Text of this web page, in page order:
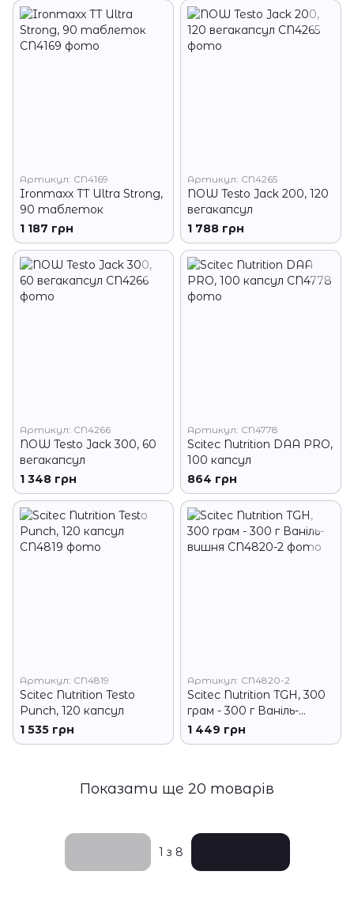
Артикул: CN4169
Ironmaxx TT Ultra Strong,
90 таблеток
1 187 грн
Артикул: CN4265
NOW Testo Jack 200, 120
вегакапсул
1 788 грн
Артикул: CN4266
NOW Testo Jack 300, 60
вегакапсул
1 348 грн
Артикул: CN4778
Scitec Nutrition DAA PRO,
100 капсул
864 грн
Артикул: CN4819
Scitec Nutrition Testo
Punch, 120 капсул
1 535 грн
Артикул: CN4820-2
Scitec Nutrition TGH, 300
грам - 300 г Ваніль-
вишня
1 449 грн
Показати ще 20 товарів
1 з 8